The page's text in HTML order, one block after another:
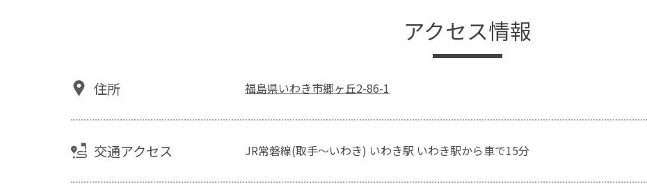
アクセス情報
住所 福島県いわき市郷ヶ丘2-86-1
交通アクセス JR常磐線(取手～いわき) いわき駅 いわき駅から車で15分